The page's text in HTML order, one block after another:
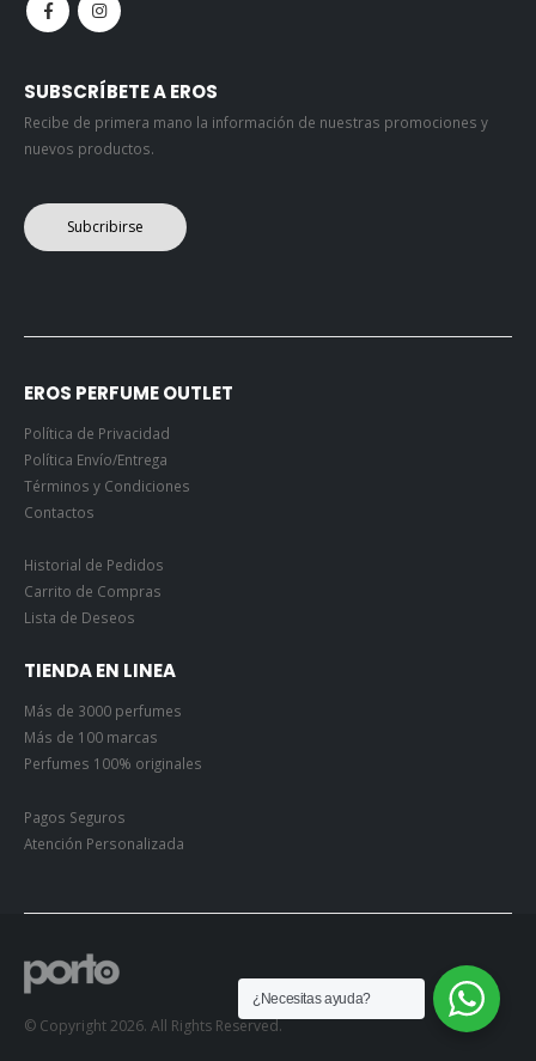
SUBSCRÍBETE A EROS
Recibe de primera mano la información de nuestras promociones y
nuevos productos.
Subcribirse
EROS PERFUME OUTLET
Política de Privacidad
Política Envío/Entrega
Términos y Condiciones
Contactos
Historial de Pedidos
Carrito de Compras
Lista de Deseos
TIENDA EN LINEA
Más de 3000 perfumes
Más de 100 marcas
Perfumes 100% originales
Pagos Seguros
Atención Personalizada
© Copyright 2026. All Rights Reserved.
¿Necesitas ayuda?